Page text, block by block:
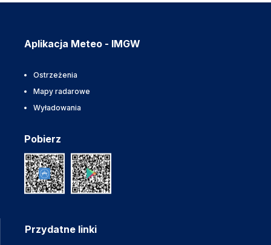
Aplikacja Meteo - IMGW
Ostrzeżenia
Mapy radarowe
Wyładowania
Pobierz
Przydatne linki